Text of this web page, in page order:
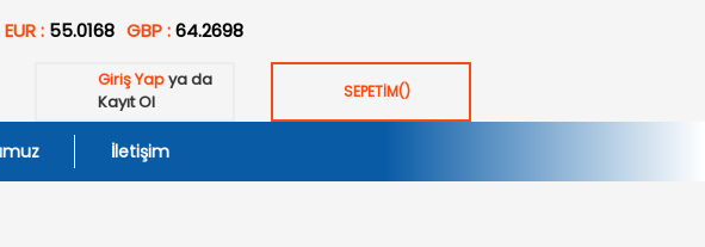
EUR : 55.0168 GBP :64.2698
Giriş Yapya da
Kayıt Ol
SEPETİM()
İletişim